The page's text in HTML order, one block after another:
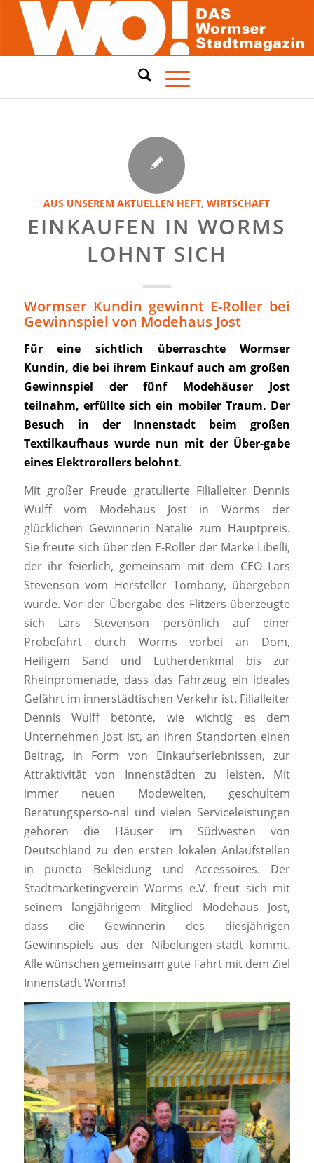
AUS UNSEREM AKTUELLEN HEFT,WIRTSCHAFT
EINKAUFEN IN WORMS
LOHNT SICH
Wormser Kundin gewinnt E-Roller bei
Gewinnspiel von Modehaus Jost
Für eine sichtlich überraschte Wormser
Kundin, die bei ihrem Einkauf auch am großen
Gewinnspiel der fünf Modehäuser Jost
teilnahm, erfüllte sich ein mobiler Traum. Der
Besuch in der Innenstadt beim großen
Textilkaufhaus wurde nun mit der Über-gabe
eines Elektrorollers belohnt.
Mit großer Freude gratulierte Filialleiter Dennis
Wulff vom Modehaus Jost in Worms der
glücklichen Gewinnerin Natalie zum Hauptpreis.
Sie freute sich über den E-Roller der Marke Libelli,
der ihr feierlich, gemeinsam mit dem CEO Lars
Stevenson vom Hersteller Tombony, übergeben
wurde. Vor der Übergabe des Flitzers überzeugte
sich Lars Stevenson persönlich auf einer
Probefahrt durch Worms vorbei an Dom,
Heiligem Sand und Lutherdenkmal bis zur
Rheinpromenade, dass das Fahrzeug ein ideales
Gefährt im innerstädtischen Verkehr ist. Filialleiter
Dennis Wulff betonte, wie wichtig es dem
Unternehmen Jost ist, an ihren Standorten einen
Beitrag, in Form von Einkaufserlebnissen, zur
Attraktivität von Innenstädten zu leisten. Mit
immer neuen Modewelten, geschultem
Beratungsperso-nal und vielen Serviceleistungen
gehören die Häuser im Südwesten von
Deutschland zu den ersten lokalen Anlaufstellen
in puncto Bekleidung und Accessoires. Der
Stadtmarketingverein Worms e.V. freut sich mit
seinem langjährigem Mitglied Modehaus Jost,
dass die Gewinnerin des diesjährigen
Gewinnspiels aus der Nibelungen-stadt kommt.
Alle wünschen gemeinsam gute Fahrt mit dem Ziel
Innenstadt Worms!